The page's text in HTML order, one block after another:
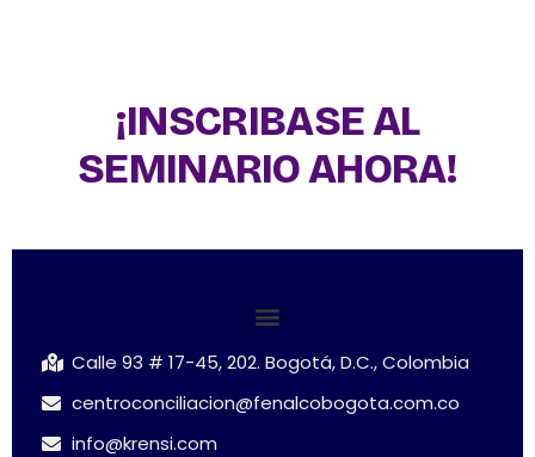
¡INSCRIBASE AL
SEMINARIO AHORA!
Calle 93 # 17-45, 202. Bogotá, D.C., Colombia
centroconciliacion@fenalcobogota.com.co
info@krensi.com